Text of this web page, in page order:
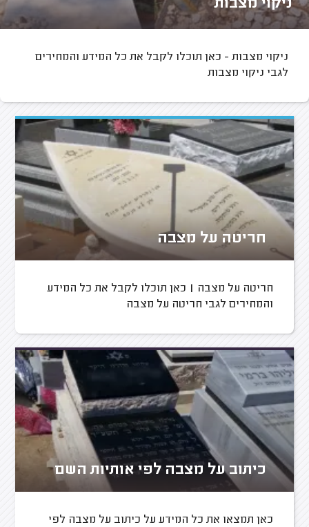
ניקוי מצבות
ניקוי מצבות - כאן תוכלו לקבל את כל המידע והמחירים
לגבי ניקוי מצבות
חריטה על מצבה
חריטה על מצבה | כאן תוכלו לקבל את כל המידע
והמחירים לגבי חריטה על מצבה
כיתוב על מצבה לפי אותיות השם
כאן תמצאו את כל המידע על כיתוב על מצבה לפי